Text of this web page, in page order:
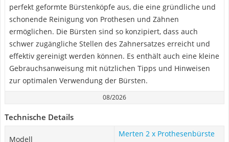
perfekt geformte Bürstenköpfe aus, die eine gründliche und
schonende Reinigung von Prothesen und Zähnen
ermöglichen. Die Bürsten sind so konzipiert, dass auch
schwer zugängliche Stellen des Zahnersatzes erreicht und
effektiv gereinigt werden können. Es enthält auch eine kleine
Gebrauchsanweisung mit nützlichen Tipps und Hinweisen
zur optimalen Verwendung der Bürsten.
08/2026
Technische Details
Modell
Merten 2 x Prothesenbürste